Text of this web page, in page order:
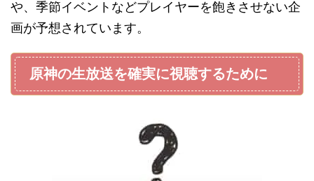
や、季節イベントなどプレイヤーを飽きさせない企
画が予想されています。
原神の生放送を確実に視聴するために